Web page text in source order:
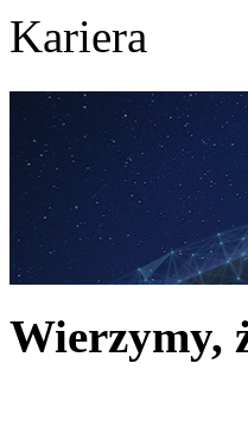
Kariera
Wierzymy,